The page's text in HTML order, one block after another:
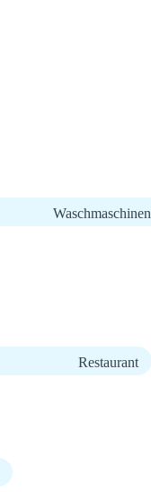
Waschmaschinen
Restaurant